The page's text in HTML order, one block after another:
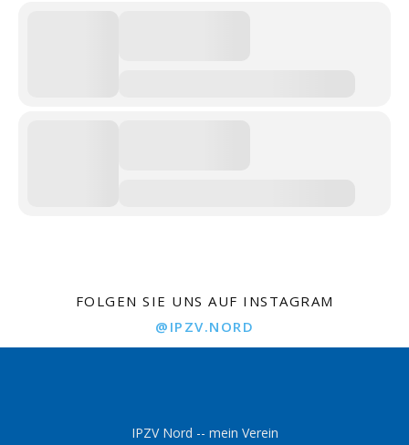
FOLGEN SIE UNS AUF INSTAGRAM
@IPZV.NORD
IPZV Nord -- mein Verein